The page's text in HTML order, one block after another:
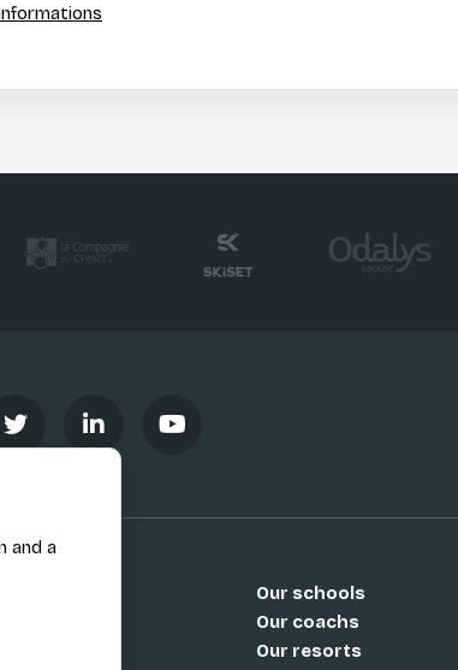
Our schools
Our coachs
Our resorts
and a